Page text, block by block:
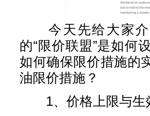
今天先给大家介
的“限价联盟”是如何
如何确保限价措施的
油限价措施？
1、价格上限与生